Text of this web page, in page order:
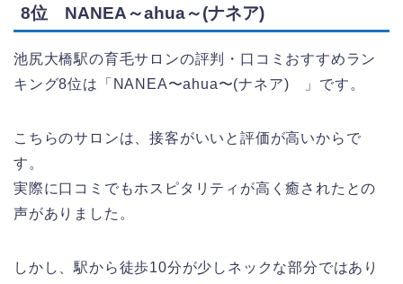
8位 NANEA～ahua～(ナネア)
池尻大橋駅の育毛サロンの評判・口コミおすすめラン
キング8位は「NANEA〜ahua〜(ナネア) 」です。
こちらのサロンは、接客がいいと評価が高いからで
す。
実際に口コミでもホスピタリティが高く癒されたとの
声がありました。
しかし、駅から徒歩10分が少しネックな部分ではあり